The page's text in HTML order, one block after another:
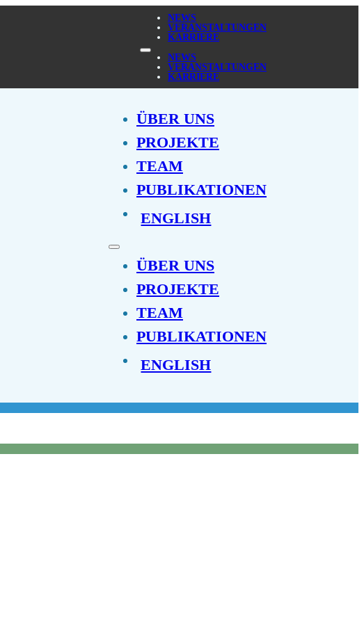
NEWS
VERANSTALTUNGEN
KARRIERE
NEWS
VERANSTALTUNGEN
KARRIERE
ÜBER UNS
PROJEKTE
TEAM
PUBLIKATIONEN
ENGLISH
ÜBER UNS
PROJEKTE
TEAM
PUBLIKATIONEN
ENGLISH